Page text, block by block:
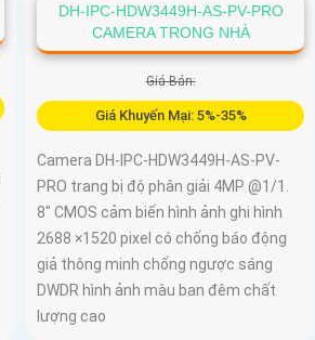
DH-IPC-HDW3449H-AS-PV-PRO
CAMERA TRONG NHÀ
Giá Bán:
Giá Khuyến Mại: 5%-35%
Camera DH-IPC-HDW3449H-AS-PV-
PRO trang bị độ phân giải 4MP @1/1.
8" CMOS cảm biến hình ảnh ghi hình
2688 ×1520 pixel có chống báo động
giả thông minh chống ngược sáng
DWDR hình ảnh màu ban đêm chất
lượng cao